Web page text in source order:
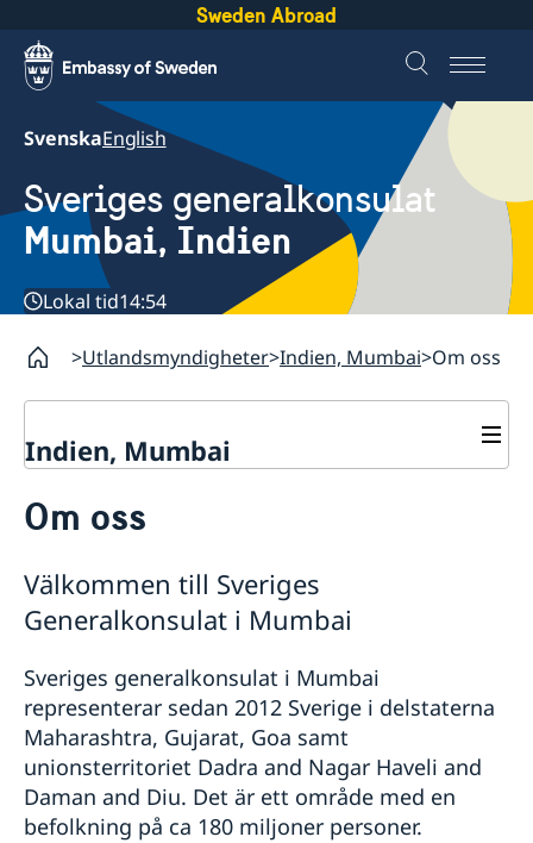
Sweden Abroad
SvenskaEnglish
Sveriges generalkonsulat
Mumbai, Indien
Lokal tid14:54
Utlandsmyndigheter Indien, Mumbai Om oss
Indien, Mumbai
Om oss
Affärsguide Sverige–Indien 2025
Affärsklimatstudie 2025/2026
Rösta i Indien
Vi är en resurs för svenska företag
Team Sweden
Svenska företag i Indien
Anmäl handelshinder
Aktuellt
Nyheter
Lediga tjänster och praktikplatser
Om oss
Välkommen till Sveriges
Generalkonsulat i Mumbai
Sveriges generalkonsulat i Mumbai
representerar sedan 2012 Sverige i delstaterna
Maharashtra, Gujarat, Goa samt
unionsterritoriet Dadra and Nagar Haveli and
Daman and Diu. Det är ett område med en
befolkning på ca 180 miljoner personer.